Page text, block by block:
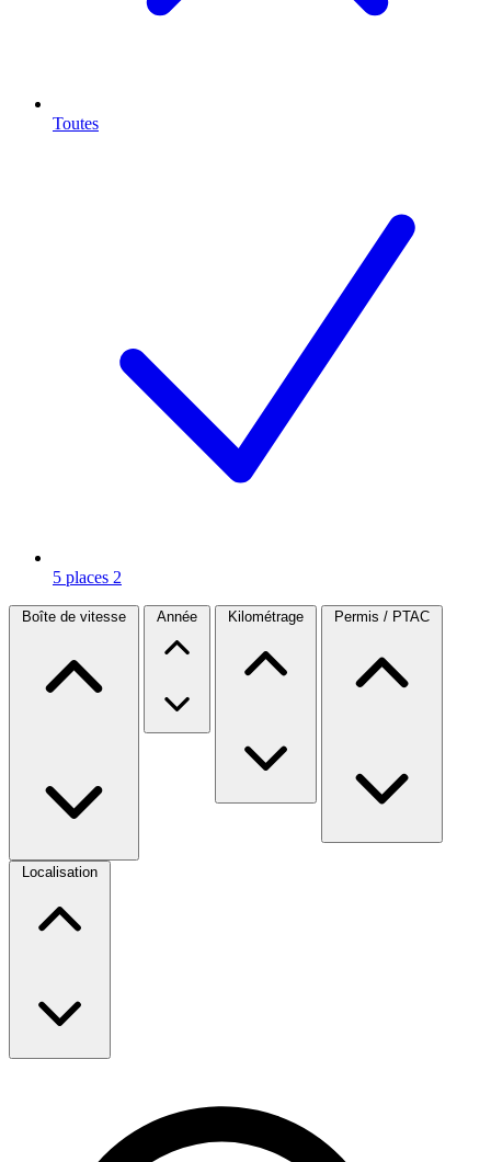
Toutes
5 places 2
Boîte de vitesse Année Kilométrage Permis / PTAC
Localisation